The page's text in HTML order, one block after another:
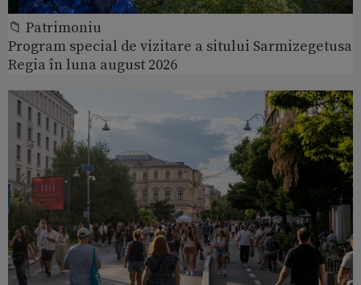
📁 Patrimoniu
Program special de vizitare a sitului Sarmizegetusa
Regia în luna august 2026